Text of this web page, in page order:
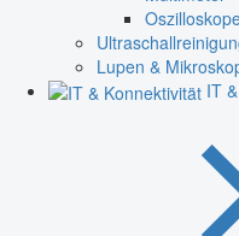
Lupen &
IT